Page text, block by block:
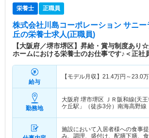
栄養士 正職員
株式会社川島コーポレーション サニー
丘の栄養士求人(正職員)
【大阪府／堺市堺区】昇給・賞与制度あり
ホームにおける栄養士のお仕事です♪＜正社
給与
【モデル月収】 21.4万円～23.0
勤務地
大阪府 堺市堺区 ＪＲ阪和線(天
ケ丘駅」（徒歩3分）南海高野線
施設において入居者様への食事
み、調理、盛付け、配膳下膳、